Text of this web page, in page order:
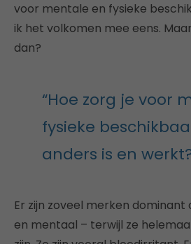
voor mentale en fysieke
ik het volkomen mee eens.
dan?
“Hoe zorg je voor
fysieke
anders is en
Er zijn zoveel merken dominant
en mentaal – terwijl ze